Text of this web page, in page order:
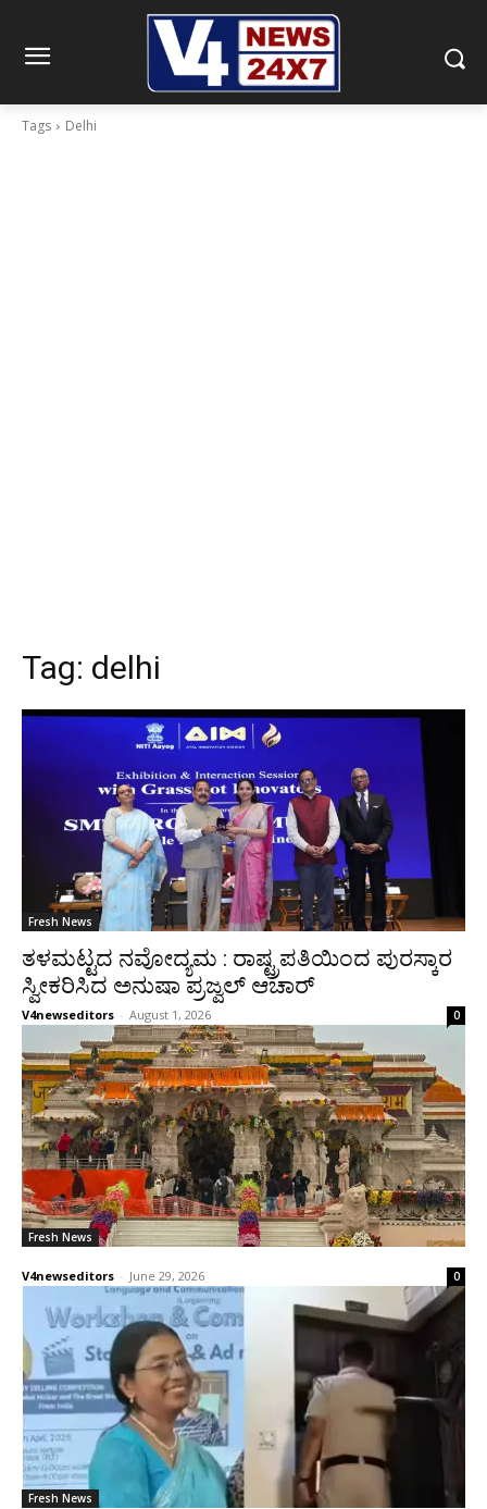
Tags Delhi
Tag: delhi
Fresh News
ತಳಮಟ್ಟದ ನವೋದ್ಯಮ : ರಾಷ್ಟ್ರಪತಿಯಿಂದ ಪುರಸ್ಕಾರ
ಸ್ವೀಕರಿಸಿದ ಅನುಷಾ ಪ್ರಜ್ವಲ್ ಆಚಾರ್
V4newseditors - August 1, 2026 0
Fresh News
V4newseditors - June 29, 2026 0
Fresh News